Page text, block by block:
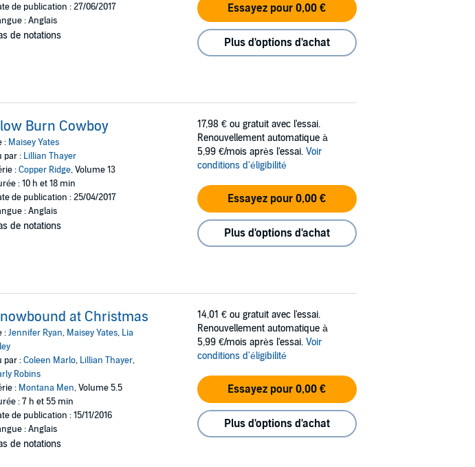
de publication : 27/06/2017
: Anglais
de notations
Essayez pour 0,00 €
Plus d'options d'achat
Burn Cowboy
: Maisey Yates
par : Lillian Thayer
:Copper Ridge, Volume 13
: 10 h et 18 min
de publication : 25/04/2017
: Anglais
de notations
17,98 € ou gratuit avec l'essai.
Renouvellement automatique à
5,99 €/mois après l'essai. Voir
conditions d'éligibilité
Essayez pour 0,00 €
Plus d'options d'achat
at Christmas
:Jennifer Ryan, Maisey Yates, Lia
par :Coleen Marlo, Lillian Thayer,
Robins
: Montana Men, Volume 5.5
: 7 h et 55 min
de publication : 15/11/2016
: Anglais
de notations
14,01 € ou gratuit avec l'essai.
Renouvellement automatique à
5,99 €/mois après l'essai. Voir
conditions d'éligibilité
Essayez pour 0,00 €
Plus d'options d'achat